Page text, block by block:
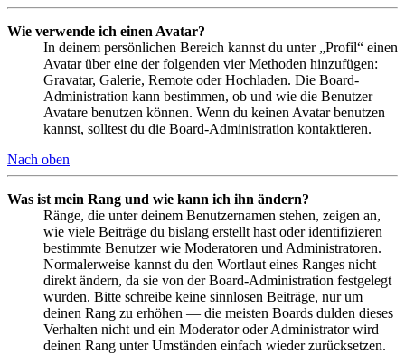
Wie verwende ich einen Avatar?
In deinem persönlichen Bereich kannst du unter „Profil“ einen
Avatar über eine der folgenden vier Methoden hinzufügen:
Gravatar, Galerie, Remote oder Hochladen. Die Board-
Administration kann bestimmen, ob und wie die Benutzer
Avatare benutzen können. Wenn du keinen Avatar benutzen
kannst, solltest du die Board-Administration kontaktieren.
Nach oben
Was ist mein Rang und wie kann ich ihn ändern?
Ränge, die unter deinem Benutzernamen stehen, zeigen an,
wie viele Beiträge du bislang erstellt hast oder identifizieren
bestimmte Benutzer wie Moderatoren und Administratoren.
Normalerweise kannst du den Wortlaut eines Ranges nicht
direkt ändern, da sie von der Board-Administration festgelegt
wurden. Bitte schreibe keine sinnlosen Beiträge, nur um
deinen Rang zu erhöhen — die meisten Boards dulden dieses
Verhalten nicht und ein Moderator oder Administrator wird
deinen Rang unter Umständen einfach wieder zurücksetzen.